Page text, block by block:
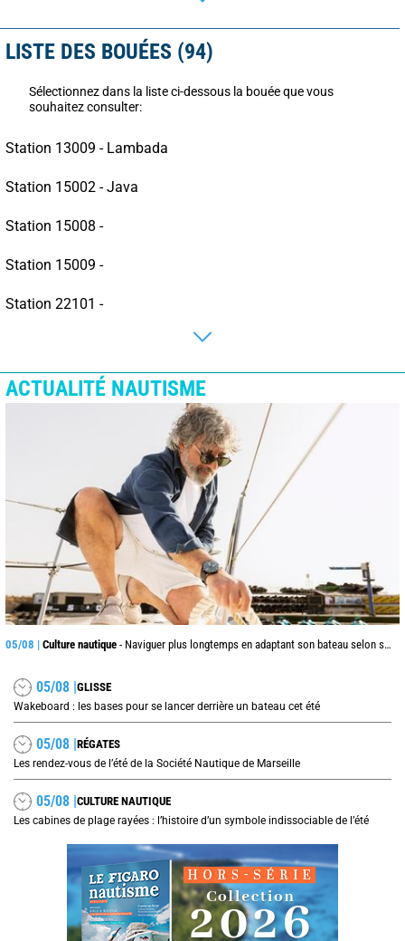
LISTE DES BOUÉES (94)
Sélectionnez dans la liste ci-dessous la bouée que vous
souhaitez consulter:
Station 13009 - Lambada
Station 15002 - Java
Station 15008 -
Station 15009 -
Station 22101 -
ACTUALITÉ NAUTISME
05/08 | Culture nautique - Naviguer plus longtemps en adaptant son bateau selon son âge
05/08 |GLISSE
Wakeboard : les bases pour se lancer derrière un bateau cet été
05/08 |RÉGATES
Les rendez-vous de l’été de la Société Nautique de Marseille
05/08 |CULTURE NAUTIQUE
Les cabines de plage rayées : l’histoire d’un symbole indissociable de l’été